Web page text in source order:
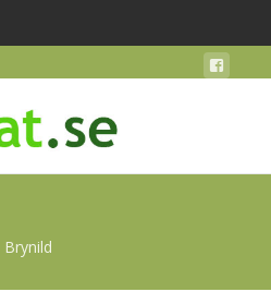
Brynild